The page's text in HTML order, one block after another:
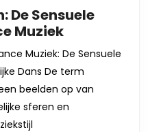
De Sensuele
Muziek
Klanken:
De
Sensuele
Wereld
van
Muziek: De Sensuele
Dans De term
beelden op van
sferen en